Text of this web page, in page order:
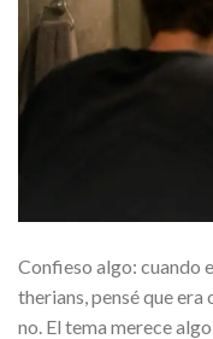
Confieso algo: cuando
therians, pensé que
no. El tema merece